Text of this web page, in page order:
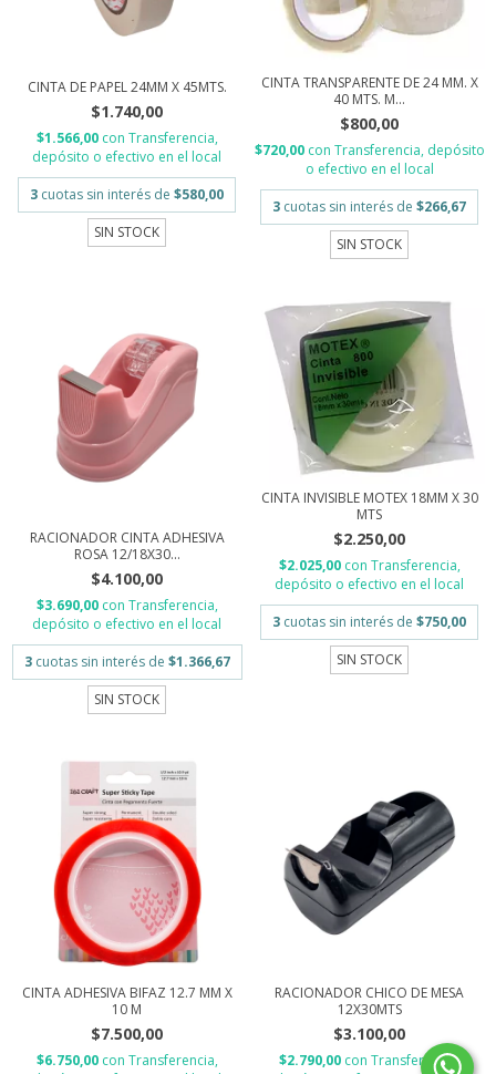
CINTA DE PAPEL 24MM X 45MTS.
$1.740,00
$1.566,00 con Transferencia,
depósito o efectivo en el local
3 cuotas sin interés de $580,00
SIN STOCK
CINTA TRANSPARENTE DE 24 MM. X
40 MTS. M...
$800,00
$720,00 con Transferencia, depósito
o efectivo en el local
3 cuotas sin interés de $266,67
SIN STOCK
RACIONADOR CINTA ADHESIVA
ROSA 12/18X30...
$4.100,00
$3.690,00 con Transferencia,
depósito o efectivo en el local
3 cuotas sin interés de $1.366,67
SIN STOCK
CINTA INVISIBLE MOTEX 18MM X 30
MTS
$2.250,00
$2.025,00 con Transferencia,
depósito o efectivo en el local
3 cuotas sin interés de $750,00
SIN STOCK
CINTA ADHESIVA BIFAZ 12.7 MM X
10 M
$7.500,00
$6.750,00 con Transferencia,
RACIONADOR CHICO DE MESA
12X30MTS
$3.100,00
$2.790,00 con Transferencia,